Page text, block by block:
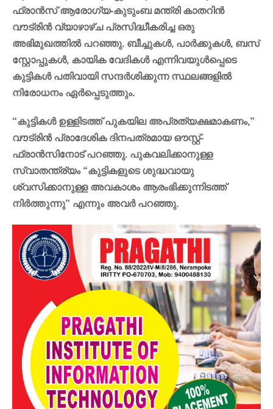
ഫ്രാൻസ് ആരോഗ്യ-കുടുംബ മന്ത്രി കാതറിൻ
വൗട്രിൻ വ്യാഴാഴ്ച പ്രസിദ്ധീകരിച്ച ഒരു
അഭിമുഖത്തിൽ പറഞ്ഞു. ബീച്ചുകൾ, പാർക്കുകൾ, ബസ്
സ്റ്റോപ്പുകൾ, കായിക വേദികൾ എന്നിവയുൾപ്പെടെ
കുട്ടികൾ പതിവായി സന്ദർശിക്കുന്ന സ്ഥലങ്ങളിൽ
നിരോധനം ഏർപ്പെടുത്തും.
“കുട്ടികൾ ഉള്ളിടത്ത് പുകയില അപ്രത്യക്ഷമാകണം,”
വൗട്രിൻ പ്രാദേശിക ദിനപത്രമായ ഔസ്റ്റ്-
ഫ്രാൻസിനോട് പറഞ്ഞു. പുകവലിക്കാനുള്ള
സ്വാതന്ത്ര്യം “കുട്ടികളുടെ ശുദ്ധവായു
ശ്വസിക്കാനുള്ള അവകാശം ആരംഭിക്കുന്നിടത്ത്
നിർത്തുന്നു” എന്നും അവർ പറഞ്ഞു.